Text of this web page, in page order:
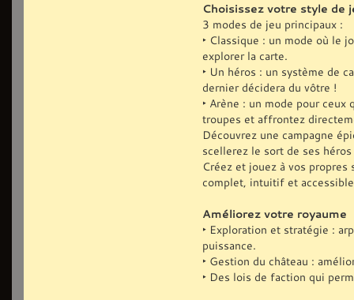
Choisissez votre style de
3 modes de jeu principaux :
‣ Classique : un mode où le
explorer la carte.
‣ Un héros : un système de
dernier décidera du vôtre !
‣ Arène : un mode pour
troupes et affrontez
Découvrez une campagne
scellerez le sort de ses
Créez et jouez à vos
complet, intuitif et
Améliorez votre royaume
‣ Exploration et stratégie :
puissance.
‣ Gestion du château :
‣ Des lois de faction qui